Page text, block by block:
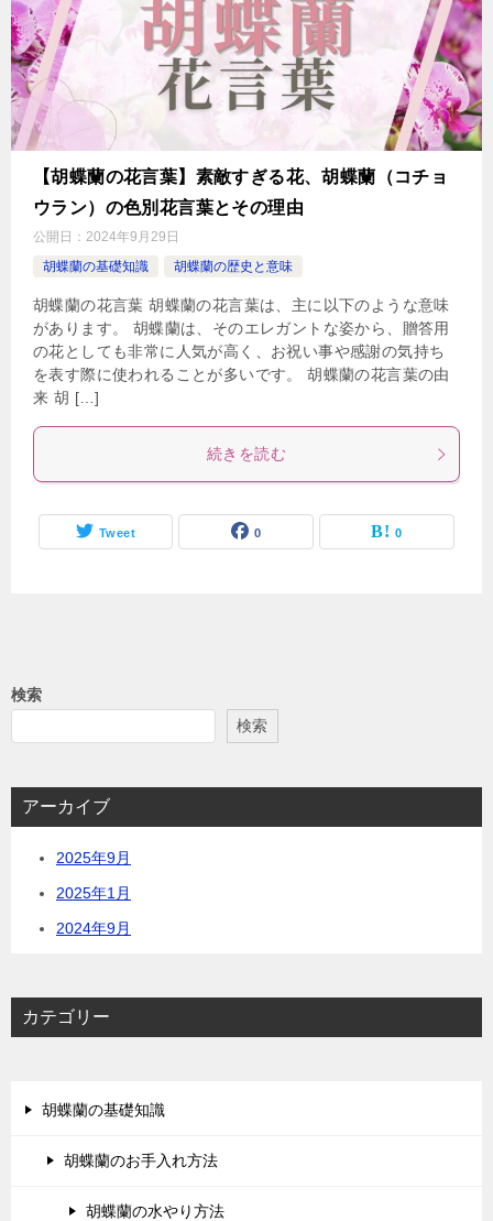
【胡蝶蘭の花言葉】素敵すぎる花、胡蝶蘭（コチョ
ウラン）の色別花言葉とその理由
公開日： 2024年9月29日
胡蝶蘭の基礎知識
胡蝶蘭の歴史と意味
胡蝶蘭の花言葉 胡蝶蘭の花言葉は、主に以下のような意味
があります。 胡蝶蘭は、そのエレガントな姿から、贈答用
の花としても非常に人気が高く、お祝い事や感謝の気持ち
を表す際に使われることが多いです。 胡蝶蘭の花言葉の由
来 胡 […]
続きを読む
Tweet 0 0
検索
検索
アーカイブ
2025年9月
2025年1月
2024年9月
カテゴリー
胡蝶蘭の基礎知識
胡蝶蘭のお手入れ方法
胡蝶蘭の水やり方法